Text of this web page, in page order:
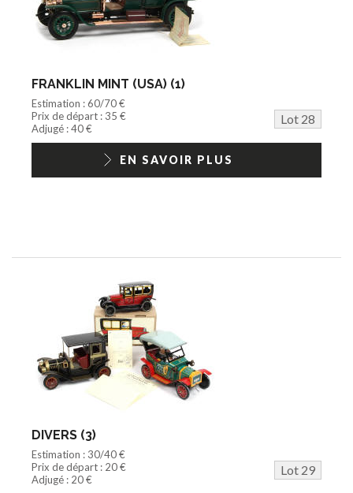
FRANKLIN MINT (USA) (1)
Estimation : 60/70 €
Prix de départ : 35 €
Lot 28
Adjugé : 40 €
EN SAVOIR PLUS
DIVERS (3)
Estimation : 30/40 €
Prix de départ : 20 €
Lot 29
Adjugé : 20 €